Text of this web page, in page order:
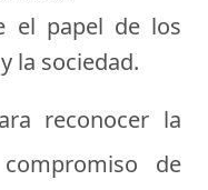
el papel de los
la sociedad.
reconocer la
de